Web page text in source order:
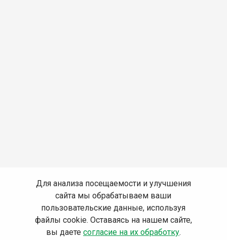
Для анализа посещаемости и улучшения
сайта мы обрабатываем ваши
пользовательские данные, используя
файлы cookie. Оставаясь на нашем сайте,
вы даете согласие на их обработку.